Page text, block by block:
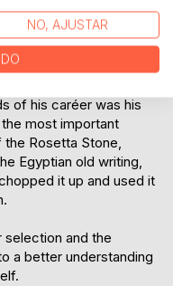
he did make
and the strategic
on Russia, which
and led to his
of his caréer was his
most important
Rosetta Stone,
Egyptian old writing,
it up and used it
selection and the
a better understanding
NO, AJUSTAR